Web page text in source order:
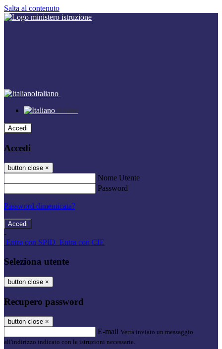
Salta al contenuto
Italiano
Italiano
Accedi
Accedi
button close ×
Nome Utente
Password
Password dimenticata?
-
Entra con SPID Entra con CIE
Seleziona utente
button close ×
Recupero password
button close ×
E-mail Verrà inviato un messaggio
all'indirizzo indicato con le istruzioni necessarie.